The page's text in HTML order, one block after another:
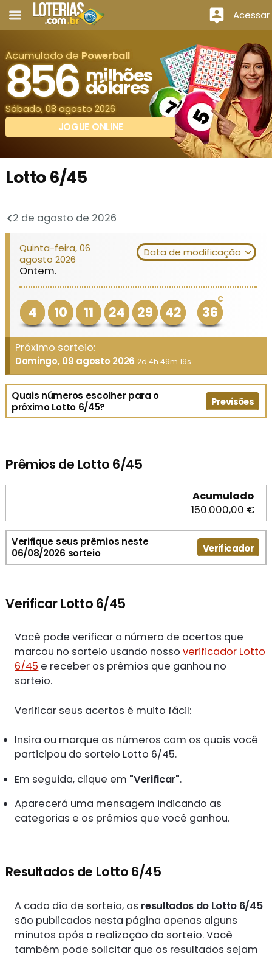
Acessar
Acumulado de Powerball
856 milhões
dólares
Sábado, 08 agosto 2026
JOGUE ONLINE
Lotto 6/45
2 de agosto de 2026
Quinta-feira, 06
agosto 2026
Data de modificação
Ontem.
4 10 11 24 29 42
C
36
Próximo sorteio:
Domingo, 09 agosto 2026 2d 4h 49m 19s
Quais números escolher para o
próximo Lotto 6/45?
Previsões
Prêmios de Lotto 6/45
Acumulado
150.000,00 €
Verifique seus prêmios neste
06/08/2026 sorteio
Verificador
Verificar Lotto 6/45
Você pode verificar o número de acertos que
marcou no sorteio usando nossoverificador Lotto
6/45 e receber os prêmios que ganhou no
sorteio.
Verificar seus acertos é muito fácil:
Insira ou marque os números com os quais você
participou do sorteio Lotto 6/45.
Em seguida, clique em "Verificar".
Aparecerá uma mensagem indicando as
categorias e os prêmios que você ganhou.
Resultados de Lotto 6/45
A cada dia de sorteio, os resultados do Lotto 6/45
são publicados nesta página apenas alguns
minutos após a realização do sorteio. Você
também pode solicitar que os resultados sejam